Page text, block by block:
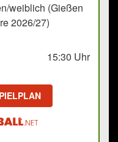
weiblich (Gießen
2026/27)
15:30 Uhr